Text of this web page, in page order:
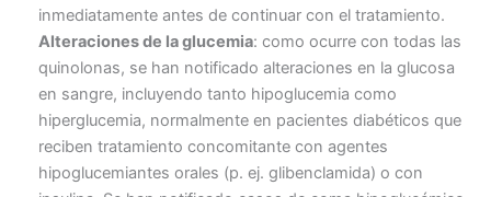
inmediatamente antes de continuar con el tratamiento.
Alteraciones de la glucemia: como ocurre con todas las
quinolonas, se han notificado alteraciones en la glucosa
en sangre, incluyendo tanto hipoglucemia como
hiperglucemia, normalmente en pacientes diabéticos que
reciben tratamiento concomitante con agentes
hipoglucemiantes orales (p. ej. glibenclamida) o con